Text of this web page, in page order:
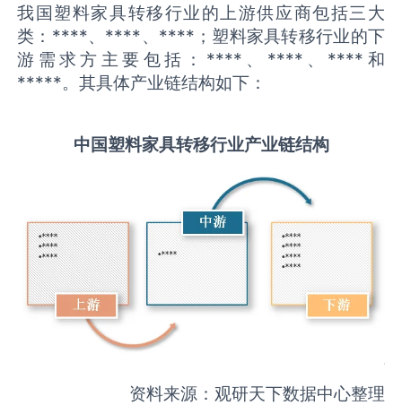
我国塑料家具转移行业的上游供应商包括三大
类：****、****、****；塑料家具转移行业的下
游需求方主要包括：****、****、****和
*****。其具体产业链结构如下：
中国塑料家具转移行业产业链结构
资料来源：观研天下数据中心整理